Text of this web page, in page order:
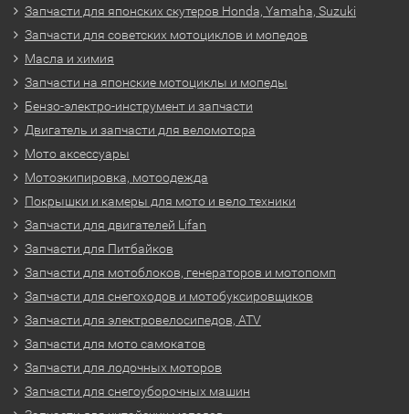
Запчасти для японских скутеров Honda, Yamaha, Suzuki
Запчасти для советских мотоциклов и мопедов
Масла и химия
Запчасти на японские мотоциклы и мопеды
Бензо-электро-инструмент и запчасти
Двигатель и запчасти для веломотора
Мото аксессуары
Мотоэкипировка, мотоодежда
Покрышки и камеры для мото и вело техники
Запчасти для двигателей Lifan
Запчасти для Питбайков
Запчасти для мотоблоков, генераторов и мотопомп
Запчасти для снегоходов и мотобуксировщиков
Запчасти для электровелосипедов, ATV
Запчасти для мото самокатов
Запчасти для лодочных моторов
Запчасти для снегоуборочных машин